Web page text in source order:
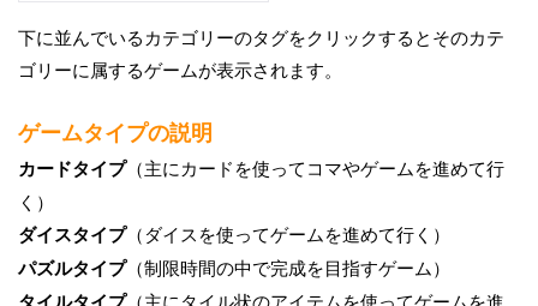
下に並んでいるカテゴリーのタグをクリックするとそのカテ
ゴリーに属するゲームが表示されます。
ゲームタイプの説明
カードタイプ（主にカードを使ってコマやゲームを進めて行
く）
ダイスタイプ（ダイスを使ってゲームを進めて行く）
パズルタイプ（制限時間の中で完成を目指すゲーム）
（主にタイル状のアイテムを使ってゲームを進